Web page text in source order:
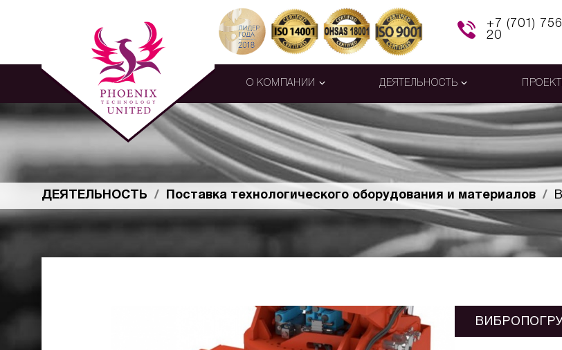
+7 (701)
20
О КОМПАНИИ ДЕЯТЕЛЬНОСТЬ
ДЕЯТЕЛЬНОСТЬ Поставка технологического оборудования и материалов